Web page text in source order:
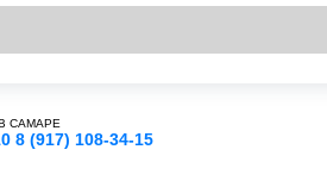
САМАРЕ
8 (917) 108-34-15